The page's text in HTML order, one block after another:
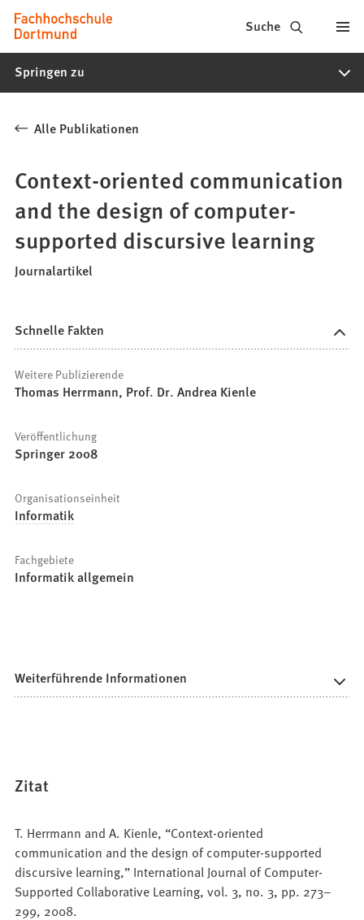
Inhalt anspringen
Fachhochschule
Dortmund
-
Studiengänge,
Bewerbung
Suche
Springen zu
Alle Publikationen
Context-oriented communication
and the design of computer-
supported discursive learning
Journalartikel
Schnelle Fakten
Weitere Publizierende
Thomas Herrmann, Prof. Dr. Andrea Kienle
Veröffentlichung
Springer 2008
Organisationseinheit
Informatik
Fachgebiete
Informatik allgemein
Weiterführende Informationen
Zitat
T. Herrmann and A. Kienle, “Context-oriented
communication and the design of computer-supported
discursive learning,” International Journal of Computer-
Supported Collaborative Learning, vol. 3, no. 3, pp. 273–
299, 2008.